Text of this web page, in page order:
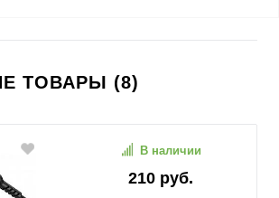
ТОВАРЫ (8)
210 руб.
В наличии